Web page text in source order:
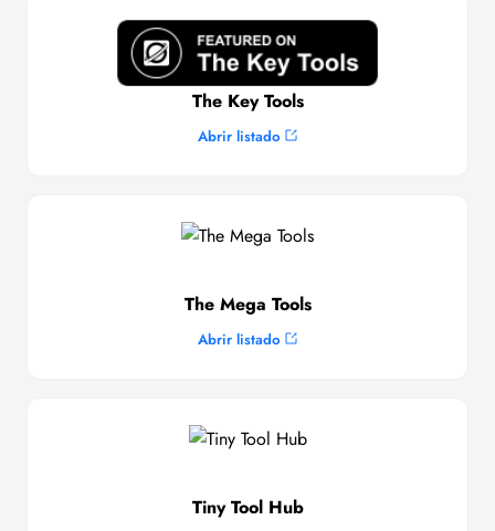
The Key Tools
Abrir listado
The Mega Tools
Abrir listado
Tiny Tool Hub